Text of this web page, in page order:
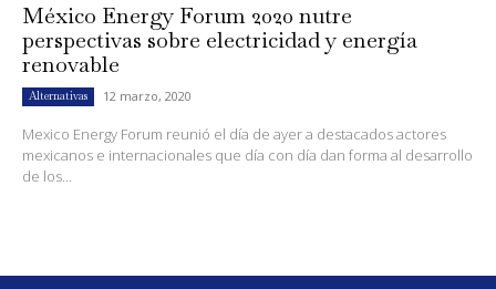
México Energy Forum 2020 nutre
perspectivas sobre electricidad y energía
renovable
Alternativas 12 marzo, 2020
Mexico Energy Forum reunió el día de ayer a destacados actores
mexicanos e internacionales que día con día dan forma al desarrollo
de los...